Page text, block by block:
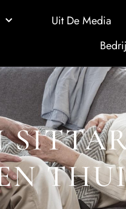
Uit De Media